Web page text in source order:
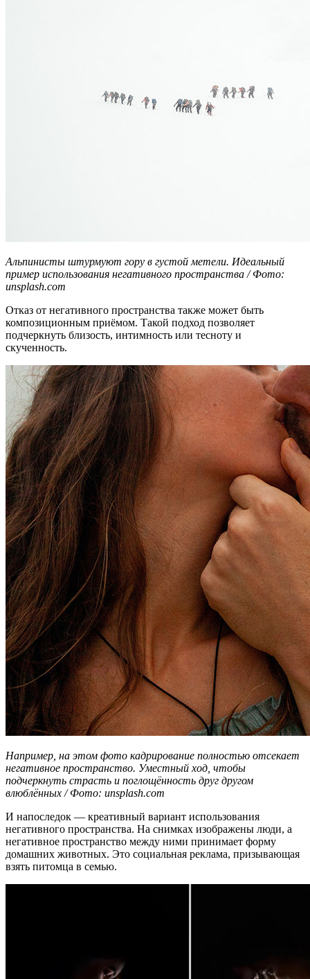
Альпинисты штурмуют гору в густой метели. Идеальный
пример использования негативного пространства / Фото:
unsplash.com
Отказ от негативного пространства также может быть
композиционным приёмом. Такой подход позволяет
подчеркнуть близость, интимность или тесноту и
скученность.
Например, на этом фото кадрирование полностью отсекает
негативное пространство. Уместный ход, чтобы
подчеркнуть страсть и поглощённость друг другом
влюблённых / Фото: unsplash.com
И напоследок — креативный вариант использования
негативного пространства. На снимках изображены люди, а
негативное пространство между ними принимает форму
домашних животных. Это социальная реклама, призывающая
взять питомца в семью.